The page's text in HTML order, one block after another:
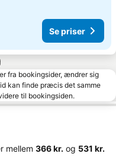
Se priser
fra bookingsider, ændrer sig
kan finde præcis det samme
til bookingsiden.
mellem ‎366 kr. og ‎531 kr.